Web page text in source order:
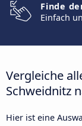
Finde
Einfach
Vergleiche
Schweidnitz
Hier ist eine